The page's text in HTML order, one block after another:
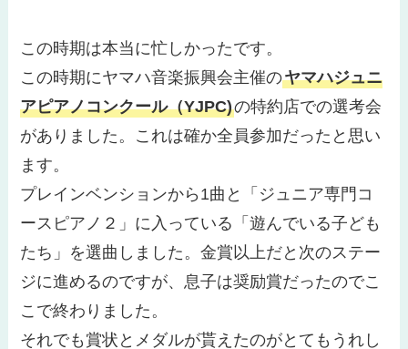
この時期は本当に忙しかったです。
この時期にヤマハ音楽振興会主催のヤマハジュニ
アピアノコンクール（YJPC)の特約店での選考会
がありました。 これは確か全員参加だったと思い
ます。
プレインベンションから1曲と「ジュニア専門コ
ースピアノ２」に入っている「遊んでいる子ども
たち」を選曲しました。金賞以上だと次のステー
ジに進めるのですが、息子は奨励賞だったのでこ
こで終わりました。
それでも賞状とメダルが貰えたのがとてもうれし